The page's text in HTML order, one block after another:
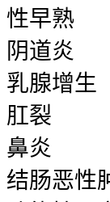
性早熟
阴道炎
乳腺增生
肛裂
鼻炎
结肠恶性